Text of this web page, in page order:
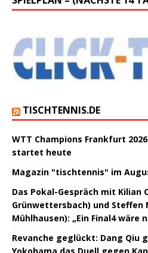
TISCHTENNIS.DE
WTT Champions Frankfurt
startet heute
Magazin "tischtennis" im
Das Pokal-Gespräch mit Kilian
Grünwettersbach) und Steffen
Mühlhausen): „Ein Final4 wäre
Revanche geglückt: Dang Qiu